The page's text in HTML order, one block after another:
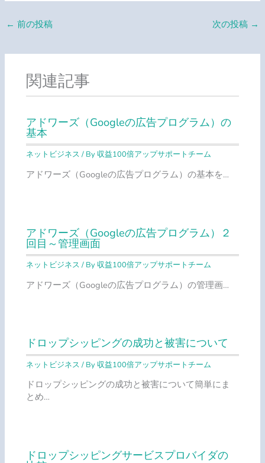
← 前の投稿 次の投稿 →
関連記事
アドワーズ（Googleの広告プログラム）の
基本
ネットビジネス / By 収益100倍アップサポートチーム
アドワーズ（Googleの広告プログラム）の基本を…
アドワーズ（Googleの広告プログラム）２
回目～管理画面
ネットビジネス / By 収益100倍アップサポートチーム
アドワーズ（Googleの広告プログラム）の管理画…
ドロップシッピングの成功と被害について
ネットビジネス / By 収益100倍アップサポートチーム
ドロップシッピングの成功と被害について簡単にま
とめ…
ドロップシッピングサービスプロバイダの